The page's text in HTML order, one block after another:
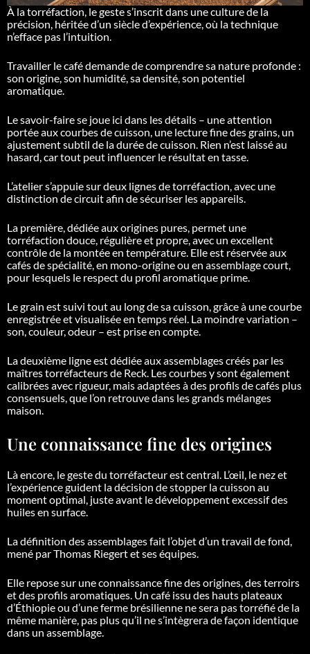
À la torréfaction, le geste s’inscrit dans une culture de la
précision, héritée d’un siècle d’expérience, où la technique
n’efface pas l’intuition.
Travailler le café demande de comprendre sa nature profonde :
son origine, son humidité, sa densité, son potentiel
aromatique.
Le savoir-faire se joue ici dans les détails – une attention
portée aux courbes de cuisson, une lecture fine des grains, un
ajustement subtil de la durée de cuisson. Rien n’est laissé au
hasard, car tout peut influencer le résultat en tasse.
L’atelier s’appuie sur deux lignes de torréfaction, avec une
distinction de circuit afin de sécuriser les appareils.
La première, dédiée aux origines pures, permet une
torréfaction douce, régulière et propre, avec un excellent
contrôle de la montée en température. Elle est réservée aux
cafés de spécialité, en mono-origine ou en assemblage court,
pour lesquels le respect du profil aromatique prime.
Le grain est suivi tout au long de sa cuisson, grâce à une courbe
enregistrée et visualisée en temps réel. La moindre variation –
son, couleur, odeur – est prise en compte.
La deuxième ligne est dédiée aux assemblages créés par les
maîtres torréfacteurs de Reck. Les courbes y sont également
calibrées avec rigueur, mais adaptées à des profils de cafés plus
consensuels, que l’on retrouve dans les grands mélanges
maison.
Une connaissance fine des origines
Là encore, le geste du torréfacteur est central. L’œil, le nez et
l’expérience guident la décision de stopper la cuisson au
moment optimal, juste avant le développement excessif des
huiles en surface.
La définition des assemblages fait l’objet d’un travail de fond,
mené par Thomas Riegert et ses équipes.
Elle repose sur une connaissance fine des origines, des terroirs
et des profils aromatiques. Un café issu des hauts plateaux
d’Éthiopie ou d’une ferme brésilienne ne sera pas torréfié de la
même manière, pas plus qu’il ne s’intègrera de façon identique
dans un assemblage.